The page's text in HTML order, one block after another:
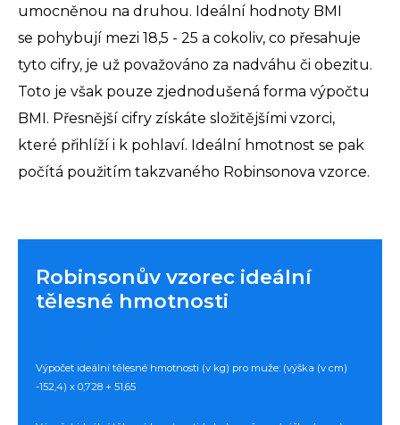
umocněnou na druhou. Ideální hodnoty BMI
se pohybují mezi 18,5 - 25 a cokoliv, co přesahuje
tyto cifry, je už považováno za nadváhu či obezitu.
Toto je však pouze zjednodušená forma výpočtu
BMI. Přesnější cifry získáte složitějšími vzorci,
které přihlíží i k pohlaví. Ideální hmotnost se pak
počítá použitím takzvaného Robinsonova vzorce.
Robinsonův vzorec ideální
tělesné hmotnosti
Výpočet ideální tělesné hmotnosti (v kg) pro muže: (výška (v cm)
-152,4) x 0,728 + 51,65